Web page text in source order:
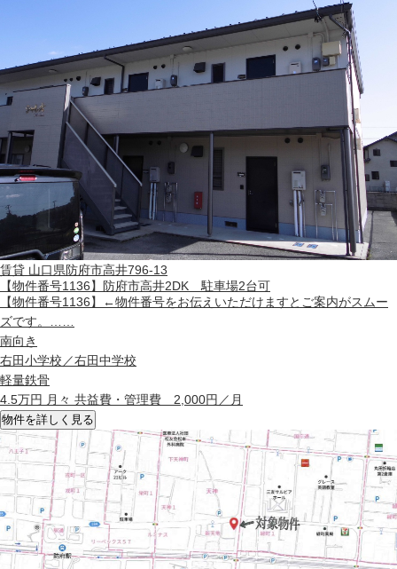
賃貸 山口県防府市高井796-13
【物件番号1136】防府市高井2DK 駐車場2台可
【物件番号1136】←物件番号をお伝えいただけますとご案内がスムー
ズです。……
南向き
右田小学校／右田中学校
軽量鉄骨
4.5万円 月々 共益費・管理費 2,000円／月
物件を詳しく見る